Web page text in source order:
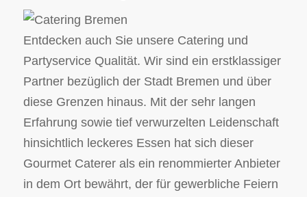
Entdecken auch Sie unsere Catering und
Partyservice Qualität. Wir sind ein erstklassiger
Partner bezüglich der Stadt Bremen und über
diese Grenzen hinaus. Mit der sehr langen
Erfahrung sowie tief verwurzelten Leidenschaft
hinsichtlich leckeres Essen hat sich dieser
Gourmet Caterer als ein renommierter Anbieter
in dem Ort bewährt, der für gewerbliche Feiern